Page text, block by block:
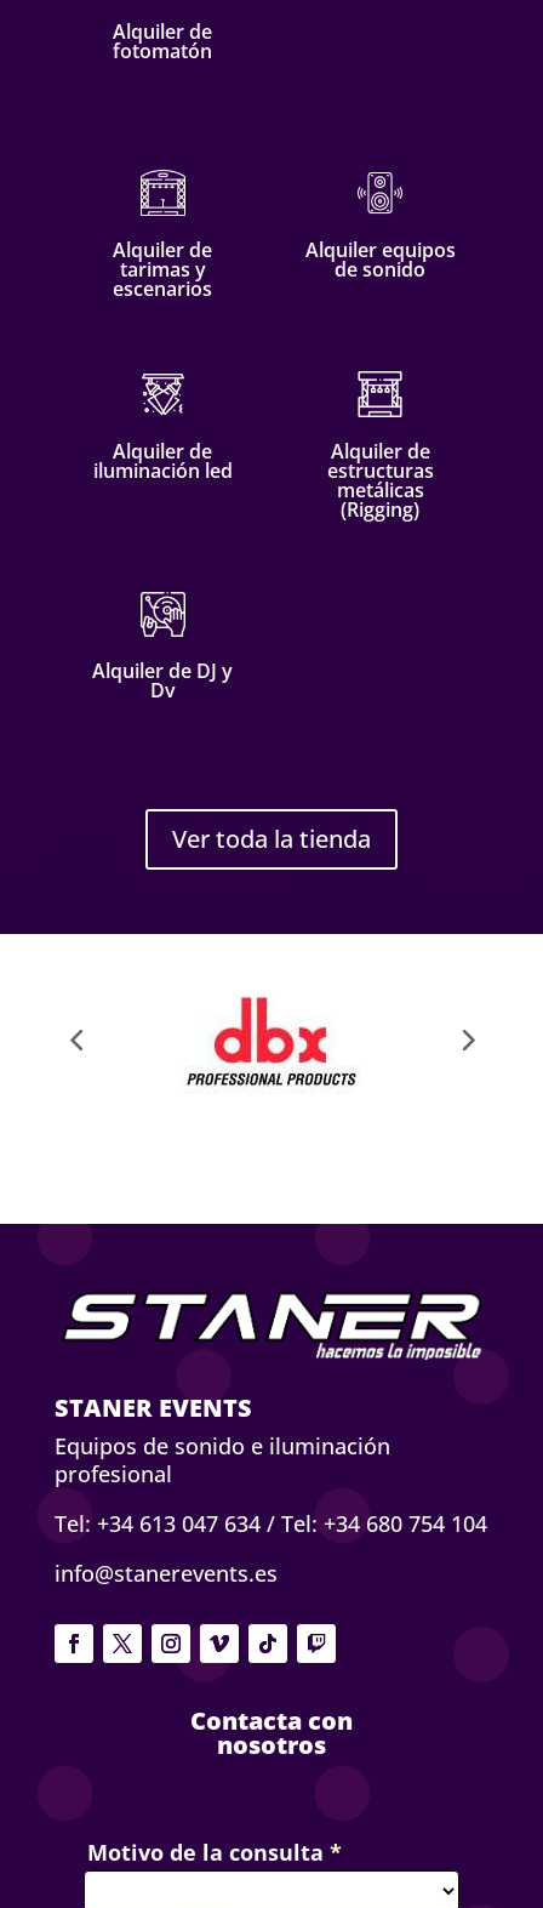
Alquiler de
fotomatón
Alquiler de
tarimas y
escenarios
Alquiler equipos
de sonido
Alquiler de
iluminación led
Alquiler de
estructuras
metálicas
(Rigging)
Alquiler de DJ y
Dv
Ver toda la tienda
STANER EVENTS
Equipos de sonido e iluminación
profesional
Tel: +34 613 047 634/ Tel: +34 680 754 104
info@stanerevents.es
Contacta con
nosotros
Contact
Us
Motivo de la consulta *